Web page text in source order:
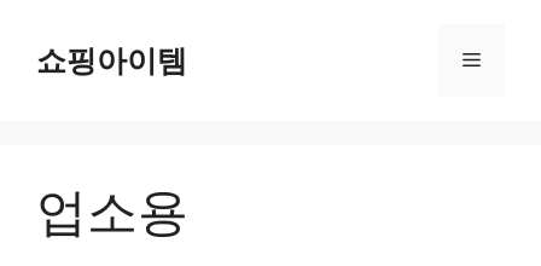
쇼핑아이템 메
업소용